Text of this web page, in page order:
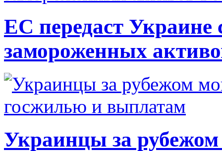
ЕС передаст Украине
замороженных
Украинцы за рубежом